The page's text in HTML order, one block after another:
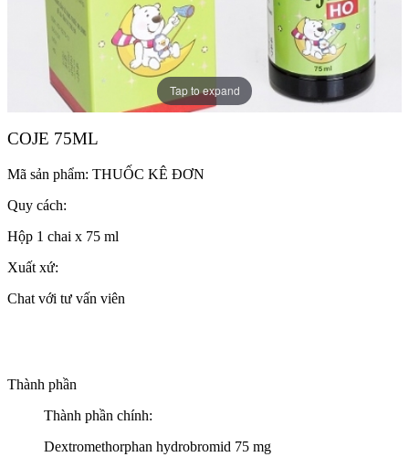
Tap to expand
COJE 75ML
Mã sản phẩm: THUỐC KÊ ĐƠN
Quy cách:
Hộp 1 chai x 75 ml
Xuất xứ:
Chat với tư vấn viên
Thành phần
Thành phần chính:
Dextromethorphan hydrobromid 75 mg